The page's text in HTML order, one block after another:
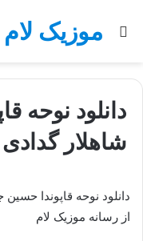
موزیک لام
جستجو
دانلود نوحه
شاهلار
دانلود نوحه قاپوندا
از رسانه موزیک لام